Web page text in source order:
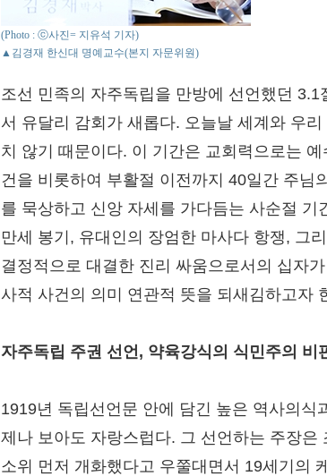
(Photo : ⓒ사진= 지유석 기자)
▲김경재 한신대 명예교수(본지 자문위원)
조선 민족의 자주독립을 만방에 선언했던 3.1
서 유달리 감회가 새롭다. 오늘날 세계와 우
치 않기 때문이다. 이 기간은 교회력으로는
건을 비롯하여 부활절 이전까지 40일간 주님
를 묵상하고 신앙 자세를 가다듬는 사순절 기
만세 봉기, 유대인의 장엄한 마사다 항쟁, 그
결정적으로 대결한 진리 싸움으로서의 십자
사적 사건의 의미 연관적 뜻을 되새김하고자
자주독립 주권 선언, 약육강식의 식민주의 비
1919년 독립선언문 안에 담긴 높은 역사의식
제나 보아도 자랑스럽다. 그 선언하는 주장은
소위 먼저 개화했다고 우쭐대면서 19세기의